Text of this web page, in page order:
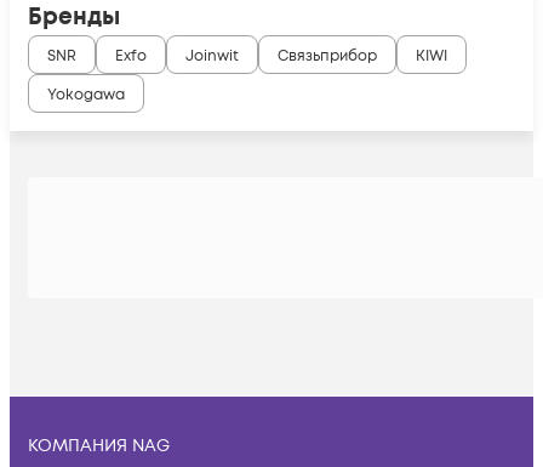
Бренды
SNR Exfo Joinwit Связьприбор
KIWI
Yokogawa
КОМПАНИЯ NAG